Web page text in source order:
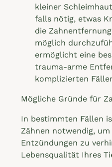
kleiner
falls nötig, etwas
die
möglich
ermöglicht eine
trauma-arme
komplizierten
Mögliche Gründe für
In bestimmten Fällen
Zähnen notwendig,
Entzündungen zu
Lebensqualität Ihres